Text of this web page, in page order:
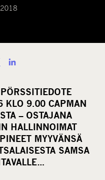
CAPMAN
– OSTAJANA
HALLINNOIMAT
MYYVÄNSÄ
SAMSA